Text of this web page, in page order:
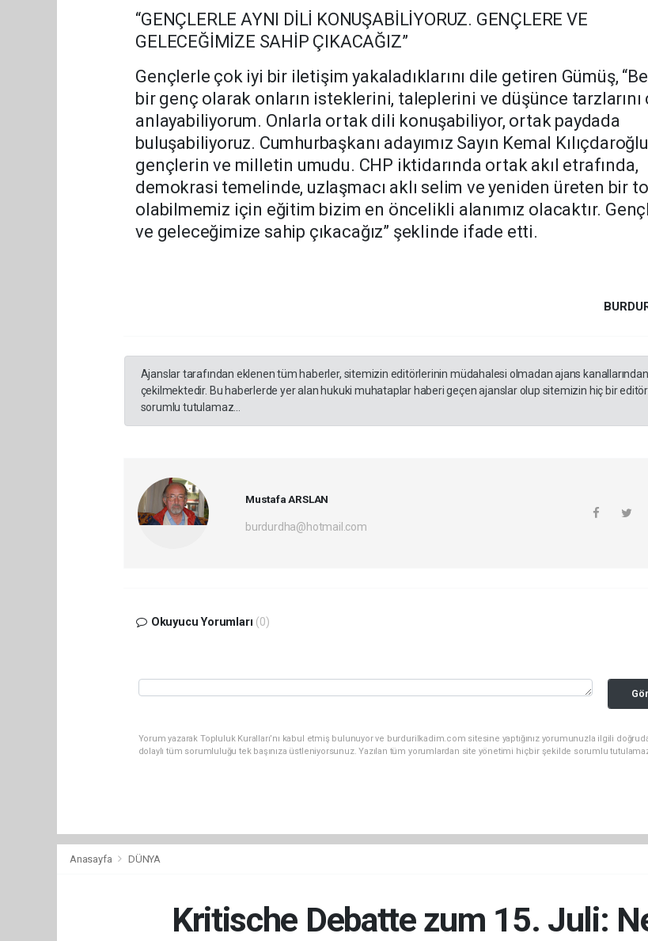
“GENÇLERLE AYNI DİLİ KONUŞABİLİYORUZ. GENÇLERE VE
GELECEĞİMİZE SAHİP ÇIKACAĞIZ”
Gençlerle çok iyi bir iletişim yakaladıklarını dile getiren Gümüş,
bir genç olarak onların isteklerini, taleplerini ve düşünce tarzlarını
anlayabiliyorum. Onlarla ortak dili konuşabiliyor, ortak paydada
buluşabiliyoruz. Cumhurbaşkanı adayımız Sayın Kemal
gençlerin ve milletin umudu. CHP iktidarında ortak akıl etrafında,
demokrasi temelinde, uzlaşmacı aklı selim ve yeniden üreten bir
olabilmemiz için eğitim bizim en öncelikli alanımız olacaktır.
ve geleceğimize sahip çıkacağız” şeklinde ifade etti.
Ajanslar tarafından eklenen tüm haberler, sitemizin editörlerinin müdahalesi olmadan ajans kanallarından
çekilmektedir. Bu haberlerde yer alan hukuki muhataplar haberi geçen ajanslar olup sitemizin hiç bir
sorumlu tutulamaz...
Mustafa ARSLAN
burdurdha@hotmail.com
Okuyucu Yorumları (0)
Yorum yazarak Topluluk Kuralları’nı kabul etmiş bulunuyor ve burdurilkadim.com sitesine yaptığınız yorumunuzla ilgili
dolaylı tüm sorumluluğu tek başınıza üstleniyorsunuz. Yazılan tüm yorumlardan site yönetimi hiçbir şekilde sorumlu
Anasayfa DÜNYA
Kritische Debatte zum 15. Juli: